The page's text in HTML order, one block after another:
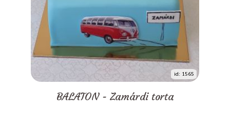
id: 1565
BALATON - Zamárdi torta